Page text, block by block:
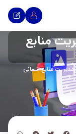
منابع
منابع انسانی